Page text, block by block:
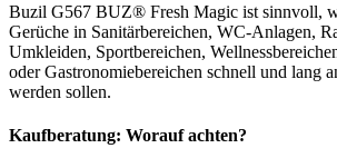
Buzil G567 BUZ® Fresh Magic ist sinnvoll,
Gerüche in Sanitärbereichen, WC-Anlagen,
Umkleiden, Sportbereichen,
oder Gastronomiebereichen schnell und lang
werden sollen.
Kaufberatung: Worauf achten?